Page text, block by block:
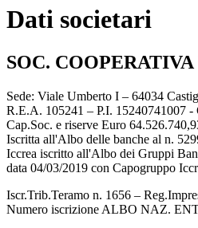
Dati societari
SOC.
Sede: Viale Umberto I – 64034
R.E.A. 105241 – P.I. 15240741007 -
Cap.Soc. e riserve Euro
Iscritta all'Albo delle banche al n.
Iccrea iscritto all'Albo dei Gruppi
data 04/03/2019 con Capogruppo
Iscr.Trib.Teramo n. 1656 –
Numero iscrizione ALBO NAZ.